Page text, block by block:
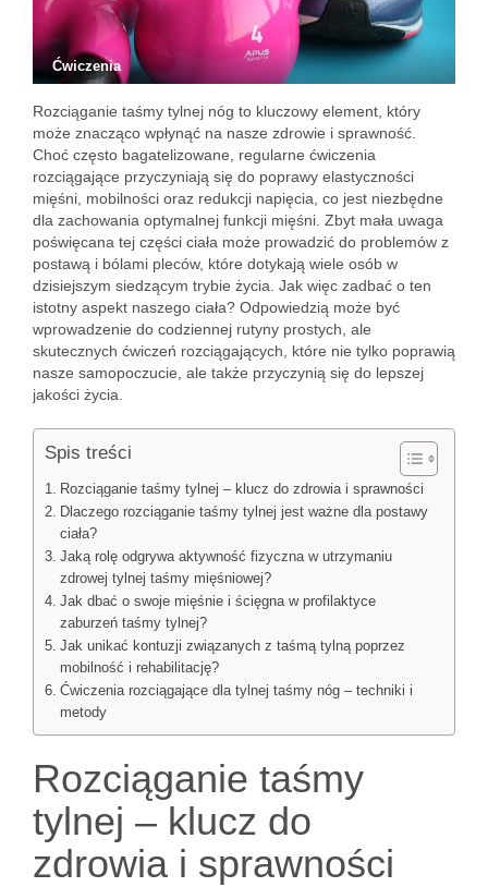
Ćwiczenia
Rozciąganie taśmy tylnej nóg to kluczowy element, który
może znacząco wpłynąć na nasze zdrowie i sprawność.
Choć często bagatelizowane, regularne ćwiczenia
rozciągające przyczyniają się do poprawy elastyczności
mięśni, mobilności oraz redukcji napięcia, co jest niezbędne
dla zachowania optymalnej funkcji mięśni. Zbyt mała uwaga
poświęcana tej części ciała może prowadzić do problemów z
postawą i bólami pleców, które dotykają wiele osób w
dzisiejszym siedzącym trybie życia. Jak więc zadbać o ten
istotny aspekt naszego ciała? Odpowiedzią może być
wprowadzenie do codziennej rutyny prostych, ale
skutecznych ćwiczeń rozciągających, które nie tylko poprawią
nasze samopoczucie, ale także przyczynią się do lepszej
jakości życia.
Spis treści
Rozciąganie taśmy tylnej – klucz do zdrowia i sprawności
Dlaczego rozciąganie taśmy tylnej jest ważne dla postawy
ciała?
Jaką rolę odgrywa aktywność fizyczna w utrzymaniu
zdrowej tylnej taśmy mięśniowej?
Jak dbać o swoje mięśnie i ścięgna w profilaktyce
zaburzeń taśmy tylnej?
Jak unikać kontuzji związanych z taśmą tylną poprzez
mobilność i rehabilitację?
Ćwiczenia rozciągające dla tylnej taśmy nóg – techniki i
metody
Rozciąganie taśmy
tylnej – klucz do
zdrowia i sprawności